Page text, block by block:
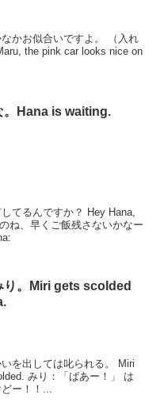
かお似合いですよ。 （入れ
car looks nice on
。Hana is waiting.
てるんですか？ Hey Hana,
り。Miri gets scolded
を出しては叱られる。 Miri
！」 は
ー！！...